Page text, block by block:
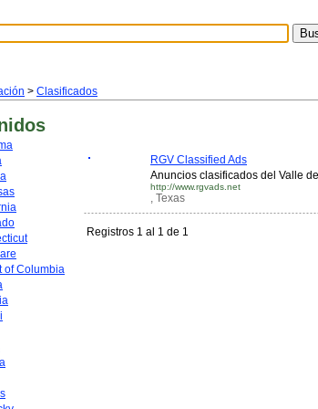
> Clasificados
of Columbia
RGV Classified Ads
Anuncios clasificados del Valle
http://www.rgvads.net
, Texas
Registros 1 al 1 de 1